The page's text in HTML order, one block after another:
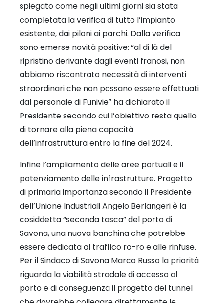
spiegato come negli ultimi giorni sia stata
completata la verifica di tutto l’impianto
esistente, dai piloni ai parchi. Dalla verifica
sono emerse novità positive: “al di là del
ripristino derivante dagli eventi franosi, non
abbiamo riscontrato necessità di interventi
straordinari che non possano essere effettuati
dal personale di Funivie” ha dichiarato il
Presidente secondo cui l’obiettivo resta quello
di tornare alla piena capacità
dell’infrastruttura entro la fine del 2024.
Infine l’ampliamento delle aree portuali e il
potenziamento delle infrastrutture. Progetto
di primaria importanza secondo il Presidente
dell’Unione Industriali Angelo Berlangeri è la
cosiddetta “seconda tasca” del porto di
Savona, una nuova banchina che potrebbe
essere dedicata al traffico ro-ro e alle rinfuse.
Per il Sindaco di Savona Marco Russo la priorità
riguarda la viabilità stradale di accesso al
porto e di conseguenza il progetto del tunnel